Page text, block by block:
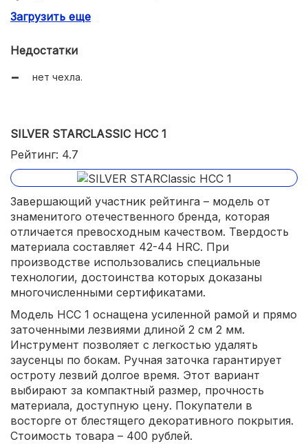
мягкий ход;
Загрузить еще
Недостатки
нет чехла.
SILVER STARCLASSIC HCC 1
Рейтинг: 4.7
Завершающий участник рейтинга – модель от
знаменитого отечественного бренда, которая
отличается превосходным качеством. Твердость
материала составляет 42-44 HRC. При
производстве использовались специальные
технологии, достоинства которых доказаны
многочисленными сертификатами.
Модель HCC 1 оснащена усиленной рамой и прямо
заточенными лезвиями длиной 2 см 2 мм.
Инструмент позволяет с легкостью удалять
заусенцы по бокам. Ручная заточка гарантирует
остроту лезвий долгое время. Этот вариант
выбирают за компактный размер, прочность
материала, доступную цену. Покупатели в
восторге от блестящего декоративного покрытия.
Стоимость товара – 400 рублей.